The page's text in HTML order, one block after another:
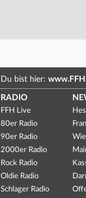
Du bist hier:
RADIO
FFH Live
80er Radio
90er Radio
2000er Radio
Rock Radio
Oldie Radio
Schlager Radio